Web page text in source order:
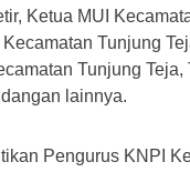
Ketua MUI
Tunjung
Tunjung Teja,
lainnya.
Pengurus KNPI